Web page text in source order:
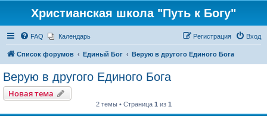
Христианская школа "Путь к Богу"
FAQ Календарь Вход
Регистрация
Список форумов Единый Бог Верую в другого Единого Бога
Верую в другого Единого Бога
Новая тема
2 темы • Страница 1 из 1